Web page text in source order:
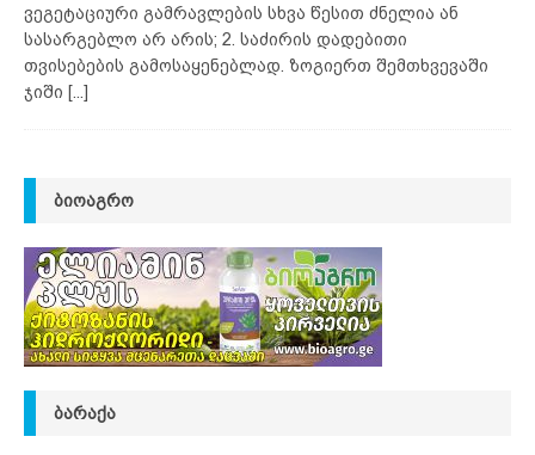
ვეგეტაციური გამრავლების სხვა წესით ძნელია ან
სასარგებლო არ არის; 2. საძირის დადებითი
თვისებების გამოსაყენებლად. ზოგიერთ შემთხვევაში
ჯიში [...]
ᲑᲘᲝᲐᲒᲠᲝ
ᲑᲐᲠᲐᲥᲐ